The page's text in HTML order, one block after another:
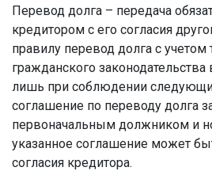
Перевод долга – передача
кредитором с его согласия
правилу перевод долга с учетом
гражданского
лишь при соблюдении
соглашение по переводу долга
первоначальным должником и
указанное соглашение может
согласия кредитора.